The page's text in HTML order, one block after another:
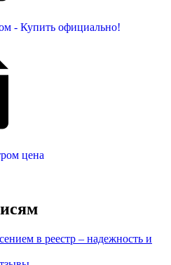
- Купить официально!
цена
в реестр – надежность и